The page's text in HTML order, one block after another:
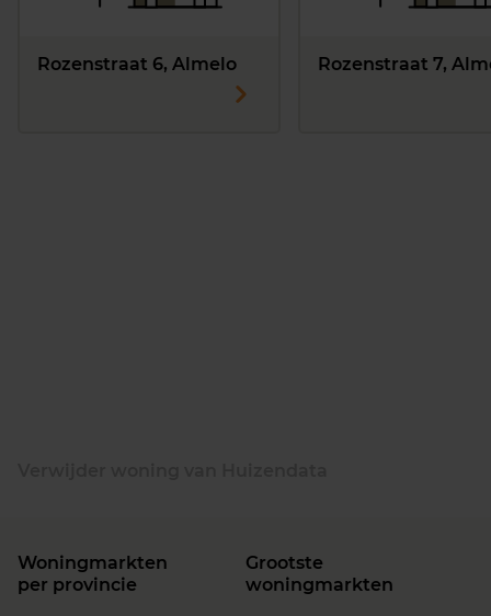
Rozenstraat 6, Almelo Rozenstraat 7,
Woningmarkten
per provincie
Grootste
woningmarkten